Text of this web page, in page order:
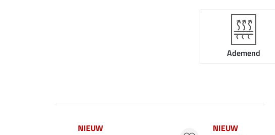
Ademend
NIEUW NIEUW